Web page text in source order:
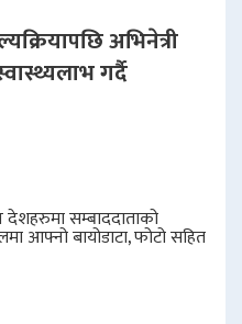
अभिनेत्री
गर्दै
सम्बाददाताको
आफ्नो बायोडाटा, फोटो सहित